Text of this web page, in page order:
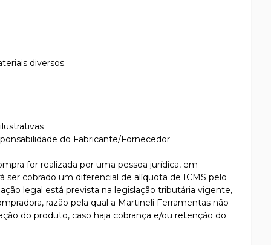
diversos.
do Fabricante/Fornecedor
for realizada por uma pessoa jurídica, em
ser cobrado um diferencial de alíquota de ICMS pelo
legal está prevista na legislação tributária vigente,
razão pela qual a Martineli Ferramentas não
do produto, caso haja cobrança e/ou retenção do